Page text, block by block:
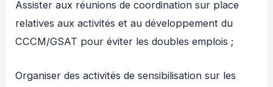
Assister aux réunions de coordination sur place
relatives aux activités et au développement du
CCCM/GSAT pour éviter les doubles emplois ;
Organiser des activités de sensibilisation sur les